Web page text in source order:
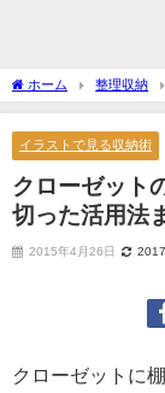
ホーム 整理収納
に何を置く？定番から思
イラストで見る収納術
クローゼット
切った活用法
2015年4月26日
クローゼットに